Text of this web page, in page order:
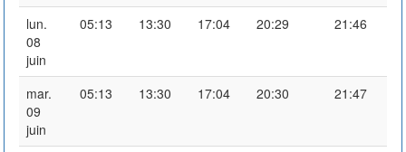
lun.
08
juin
05:13 13:30 17:04 20:29 21:46
mar.
09
juin
05:13 13:30 17:04 20:30 21:47